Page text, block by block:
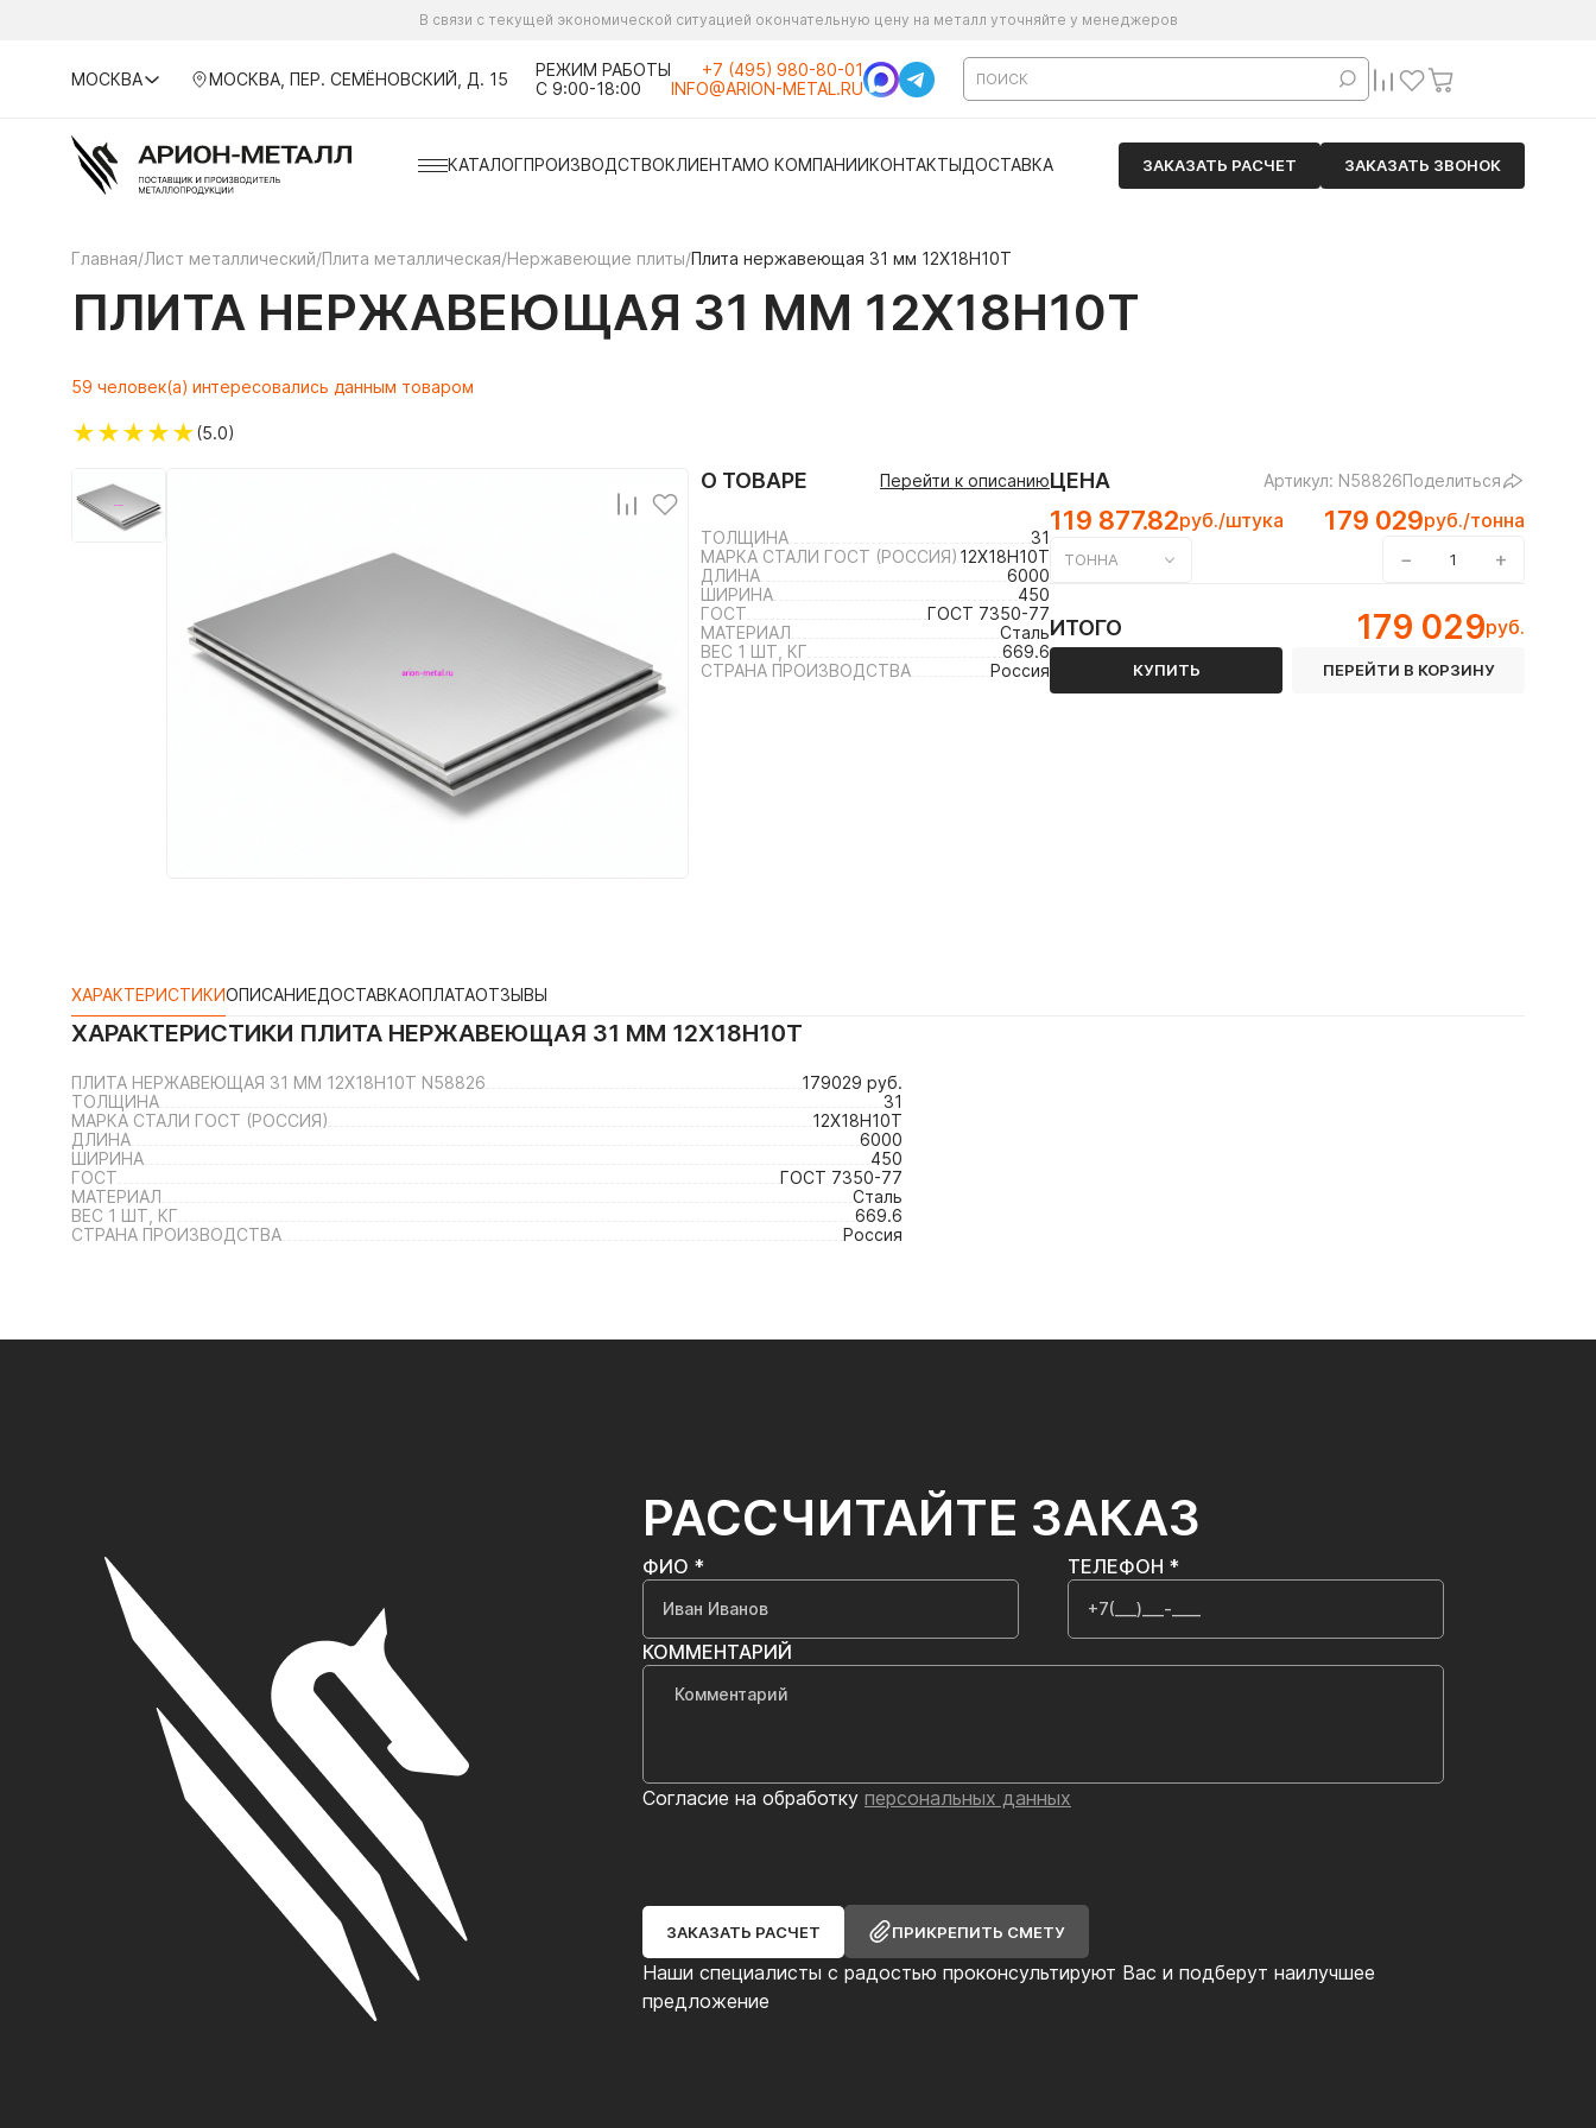
В связи с текущей экономической ситуацией окончательную цену на металл уточняйте у менеджеров
МОСКВА МОСКВА, ПЕР. СЕМЁНОВСКИЙ, Д. 15
РЕЖИМ РАБОТЫ
С 9:00-18:00
+7 (495) 980-80-01
INFO@ARION-METAL.RU
КАТАЛОГПРОИЗВОДСТВОКЛИЕНТАМО КОМПАНИИКОНТАКТЫДОСТАВКА ЗАКАЗАТЬ РАСЧЕТ ЗАКАЗАТЬ ЗВОНОК
Главная/Лист металлический/Плита металлическая/Нержавеющие плиты/Плита нержавеющая 31 мм 12Х18Н10Т
ПЛИТА НЕРЖАВЕЮЩАЯ 31 ММ 12Х18Н10Т
59 человек(а) интересовались данным товаром
★★★★★(5.0)
О ТОВАРЕ Перейти к описанию
ТОЛЩИНА
31
МАРКА СТАЛИ ГОСТ (РОССИЯ) 12Х18Н10Т
ДЛИНА
6000
ШИРИНА
450
ГОСТ
ГОСТ 7350-77
МАТЕРИАЛ
Сталь
ВЕС 1 ШТ, КГ
669.6
СТРАНА ПРОИЗВОДСТВА
Россия
ЦЕНА Артикул: N58826Поделиться
119 877.82руб./штука 179 029руб./тонна
ТОННА − +
ИТОГО 179 029руб.
КУПИТЬ ПЕРЕЙТИ В КОРЗИНУ
ХАРАКТЕРИСТИКИОПИСАНИЕДОСТАВКАОПЛАТАОТЗЫВЫ
ХАРАКТЕРИСТИКИ ПЛИТА НЕРЖАВЕЮЩАЯ 31 ММ 12Х18Н10Т
ПЛИТА НЕРЖАВЕЮЩАЯ 31 ММ 12Х18Н10Т N58826
179029 руб.
ТОЛЩИНА
31
МАРКА СТАЛИ ГОСТ (РОССИЯ)
12Х18Н10Т
ДЛИНА
6000
ШИРИНА
450
ГОСТ
ГОСТ 7350-77
МАТЕРИАЛ
Сталь
ВЕС 1 ШТ, КГ
669.6
СТРАНА ПРОИЗВОДСТВА
Россия
РАССЧИТАЙТЕ ЗАКАЗ
Наши специалисты с радостью проконсультируют Вас и подберут наилучшее
предложение
ФИО * ТЕЛЕФОН *
КОММЕНТАРИЙ
Согласие на обработку персональных данных
ЗАКАЗАТЬ РАСЧЕТ ПРИКРЕПИТЬ СМЕТУ